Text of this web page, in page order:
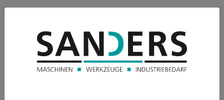
BESCHREIBUNG
Beschreibung :
- Vorteil der verschiebbaren Führungsschiene: